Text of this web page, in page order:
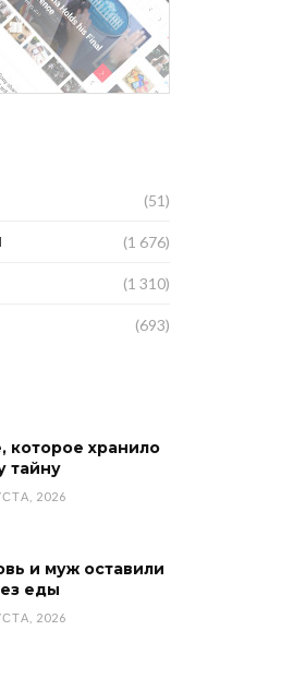
(51)
(1 676)
(1 310)
(693)
которое хранило
тайну
2026
и муж оставили
еды
2026